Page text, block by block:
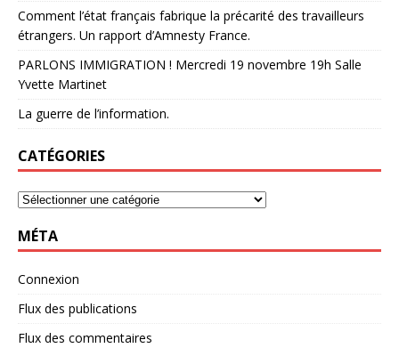
Comment l’état français fabrique la précarité des travailleurs
étrangers. Un rapport d’Amnesty France.
PARLONS IMMIGRATION ! Mercredi 19 novembre 19h Salle
Yvette Martinet
La guerre de l’information.
CATÉGORIES
MÉTA
Connexion
Flux des publications
Flux des commentaires